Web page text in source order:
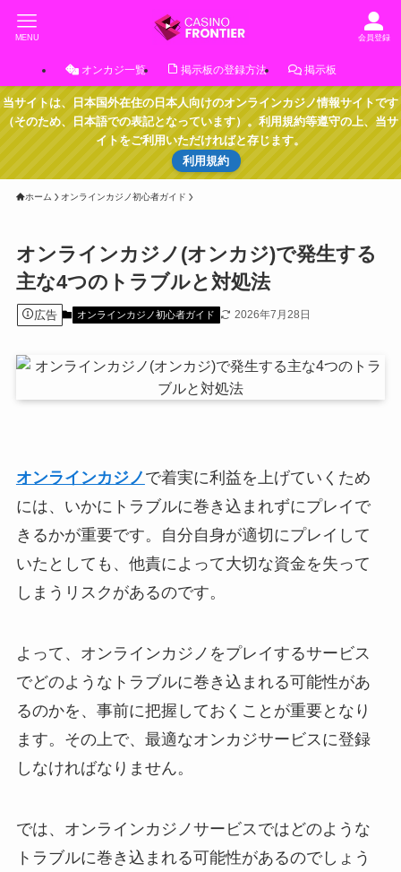
会員登録
MENU
オンカジ一覧 掲示板の登録方法 掲示板
当サイトは、日本国外在住の日本人向けのオンラインカジノ情報サイトです
（そのため、日本語での表記となっています）。利用規約等遵守の上、当サ
イトをご利用いただければと存じます。
利用規約
ホーム オンラインカジノ初心者ガイド
オンラインカジノ(オンカジ)で発生する
主な4つのトラブルと対処法
広告 オンラインカジノ初心者ガイド 2026年7月28日
オンラインカジノ で着実に利益を上げていくため
には、いかにトラブルに巻き込まれずにプレイで
きるかが重要です。自分自身が適切にプレイして
いたとしても、他責によって大切な資金を失って
しまうリスクがあるのです。
よって、オンラインカジノをプレイするサービス
でどのようなトラブルに巻き込まれる可能性があ
るのかを、事前に把握しておくことが重要となり
ます。その上で、最適なオンカジサービスに登録
しなければなりません。
では、オンラインカジノサービスではどのような
トラブルに巻き込まれる可能性があるのでしょう